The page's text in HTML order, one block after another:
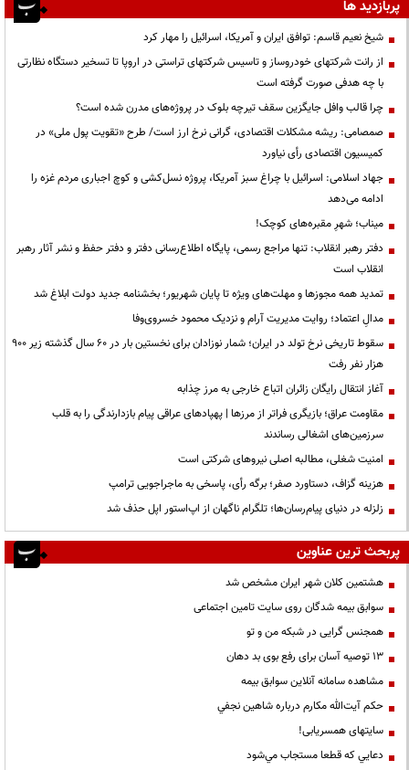
پربازدید ها
شیخ نعیم قاسم: توافق ایران و آمریکا، اسرائیل را مهار کرد
از رانت‌ شرکتهای خودروساز و تاسیس شرکتهای تراستی در اروپا تا تسخیر دستگاه نظارتی
با چه هدفی صورت گرفته است
چرا قالب وافل جایگزین سقف تیرچه بلوک در پروژه‌های مدرن شده است؟
صمصامی: ریشه مشکلات اقتصادی، گرانی نرخ ارز است/ طرح «تقویت پول ملی» در
کمیسیون اقتصادی رأی نیاورد
جهاد اسلامی: اسرائیل با چراغ سبز آمریکا، پروژه نسل‌کشی و کوچ اجباری مردم غزه را
ادامه می‌دهد
میناب؛ شهرِ مقبره‌های کوچک!
دفتر رهبر انقلاب: تنها مراجع رسمی، پایگاه اطلاع‌رسانی دفتر و دفتر حفظ و نشر آثار رهبر
انقلاب است
تمدید همه مجوزها و مهلت‌های ویژه تا پایان شهریور؛ بخشنامه جدید دولت ابلاغ شد
مدالِ اعتماد؛ روایت مدیریت آرام و نزدیک محمود خسروی‌وفا
سقوط تاریخی نرخ تولد در ایران؛ شمار نوزادان برای نخستین بار در ۶۰ سال گذشته زیر ۹۰۰
هزار نفر رفت
آغاز انتقال رایگان زائران اتباع خارجی به مرز چذابه
مقاومت عراق؛ بازیگری فراتر از مرزها | پهپادهای عراقی پیام بازدارندگی را به قلب
سرزمین‌های اشغالی رساندند
‌امنیت شغلی، مطالبه اصلی نیروهای شرکتی است
هزینه گزاف، دستاورد صفر؛ برگه رأی، پاسخی به ماجراجویی ترامپ
زلزله در دنیای پیام‌رسان‌ها؛ تلگرام ناگهان از اپ‌استور اپل حذف شد
پربحث ترین عناوین
هشتمین کلان شهر ایران مشخص شد
سوابق بیمه شدگان روی سایت تامین اجتماعی
همجنس گرایی در شبکه من و تو
13 توصیه آسان برای رفع بوی بد دهان
مشاهده سامانه آنلاين سوابق بیمه
حكم آيت‌الله مكارم درباره شاهين نجفي
سایتهای همسریابی!
دعايي كه قطعا مستجاب مي‌شود